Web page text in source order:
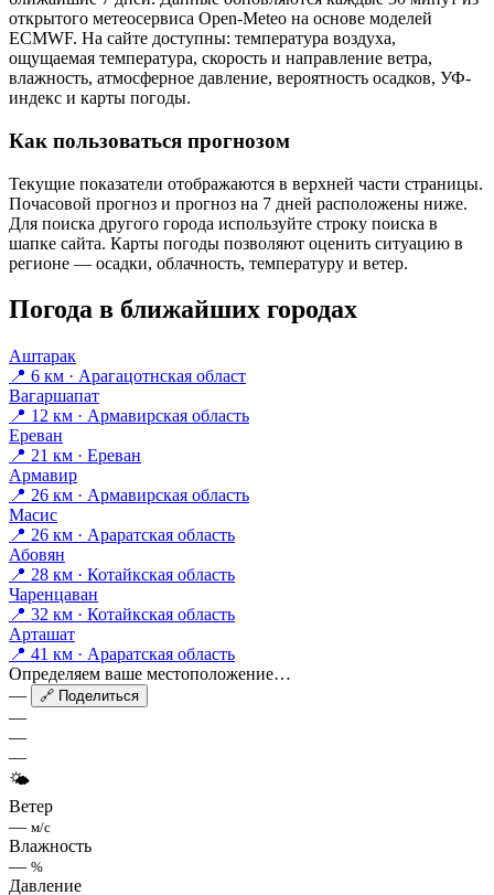
открытого метеосервиса Open-Meteo на основе моделей
ECMWF. На сайте доступны: температура воздуха,
ощущаемая температура, скорость и направление ветра,
влажность, атмосферное давление, вероятность осадков, УФ-
индекс и карты погоды.
Как пользоваться прогнозом
Текущие показатели отображаются в верхней части страницы.
Почасовой прогноз и прогноз на 7 дней расположены ниже.
Для поиска другого города используйте строку поиска в
шапке сайта. Карты погоды позволяют оценить ситуацию в
регионе — осадки, облачность, температуру и ветер.
Погода в ближайших городах
Аштарак
📍 6 км · Арагацотнская област
Вагаршапат
📍 12 км · Армавирская область
Ереван
📍 21 км · Ереван
Армавир
📍 26 км · Армавирская область
Масис
📍 26 км · Араратская область
Абовян
📍 28 км · Котайкская область
Чаренцаван
📍 32 км · Котайкская область
Арташат
📍 41 км · Араратская область
Определяем ваше местоположение…
—
🔗 Поделиться
—
—
—
🌤
Ветер
— м/с
Влажность
— %
Давление